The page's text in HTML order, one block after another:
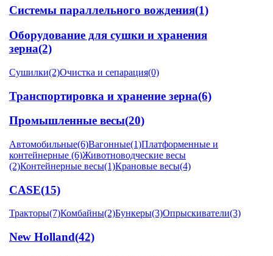
Системы параллельного вождения(1)
Оборудование для сушки и хранения
зерна(2)
Сушилки(2)Очистка и сепарация(0)
Транспортировка и хранение зерна(6)
Промышленные весы(20)
Автомобильные(6)Вагонные(1)Платформенные и
контейнерные (6)Животноводческие весы
(2)Контейнерные весы(1)Крановые весы(4)
CASE(15)
Тракторы(7)Комбайны(2)Бункеры(3)Опрыскиватели(3)
New Holland(42)